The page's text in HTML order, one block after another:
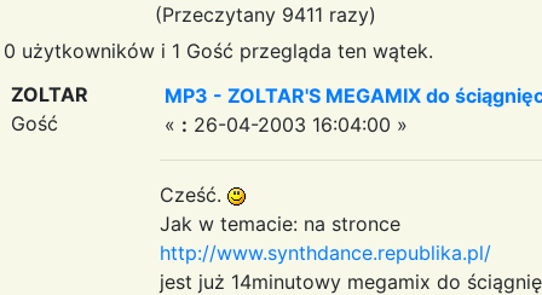
(Przeczytany 9411 razy)
0 użytkowników i 1 Gość przegląda ten wątek.
ZOLTAR
Gość
MP3 - ZOLTAR'S MEGAMIX do
« : 26-04-2003 16:04:00 »
Cześć.
Jak w temacie: na stronce
http://www.synthdance.republika.pl/
jest już 14minutowy megamix do